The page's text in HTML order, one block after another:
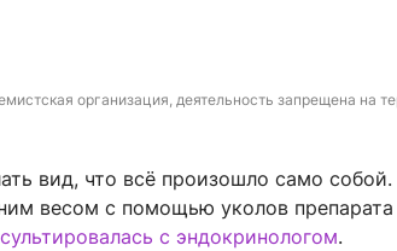
организация, деятельность запрещена на
вид, что всё произошло само
весом с помощью уколов препарата
с эндокринологом.